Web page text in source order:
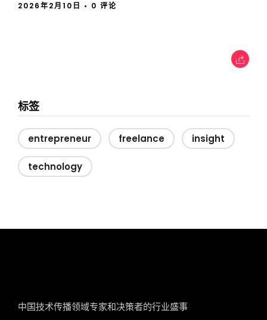
2026年2月10日 • 0 评论
标签
entrepreneur freelance insight
technology
中国技术传播领域专家和决策者的行业盛事